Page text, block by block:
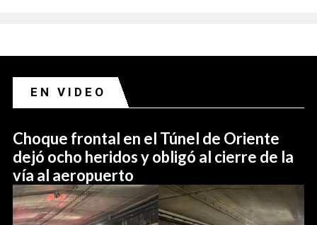
EN VIDEO
Choque frontal en el Túnel de Oriente
dejó ocho heridos y obligó al cierre de la
vía al aeropuerto